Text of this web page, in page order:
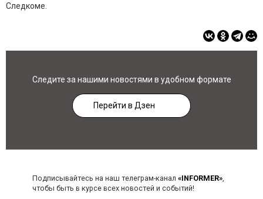
Следкоме.
Следите за нашими новостями в удобном формате
Перейти в Дзен
Подписывайтесь на наш телеграм-канал «INFORMER»,
чтобы быть в курсе всех новостей и событий!